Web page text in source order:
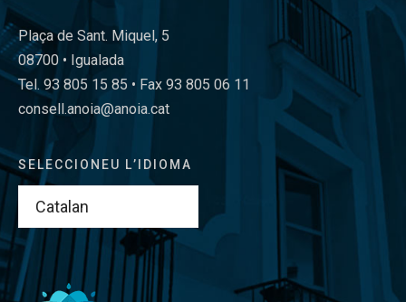
Plaça de Sant. Miquel, 5
08700 • Igualada
Tel. 93 805 15 85 • Fax 93 805 06 11
consell.anoia@anoia.cat
SELECCIONEU L’IDIOMA